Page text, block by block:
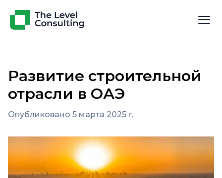
Развитие строительной
отрасли в ОАЭ
Опубликовано 5 марта 2025 г.